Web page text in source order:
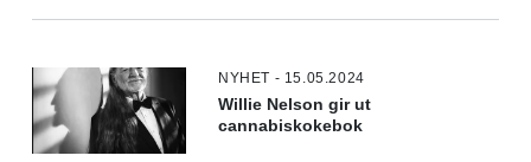
NYHET - 15.05.2024
Willie Nelson gir ut
cannabiskokebok